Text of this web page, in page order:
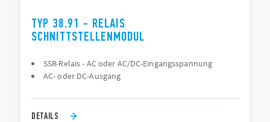
TYP 38.91 - RELAIS
SCHNITTSTELLENMODUL
SSR-Relais - AC oder AC/DC-Eingangsspannung
AC- oder DC-Ausgang
DETAILS